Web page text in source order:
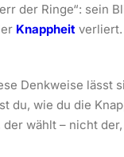
der Ringe“: sein
Knappheit
Denkweise lässt
du, wie du die
wählt – nicht